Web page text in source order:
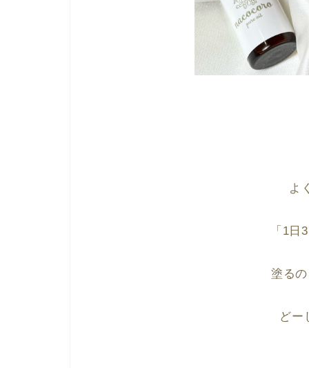
よ
「1日
塗る
どー